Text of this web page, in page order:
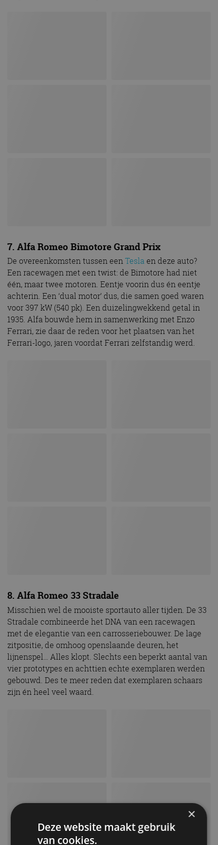
7. Alfa Romeo Bimotore Grand Prix
De overeenkomsten tussen eenTeslaen deze auto?
Een racewagen met een twist: de Bimotore had niet
één, maar twee motoren. Eentje voorin dus én eentje
achterin. Een ‘dual motor’ dus, die samen goed waren
voor 397 kW (540 pk). Een duizelingwekkend getal in
1935. Alfa bouwde hem in samenwerking met Enzo
Ferrari, zie daar de reden voor het plaatsen van het
Ferrari-logo, jaren voordat Ferrari zelfstandig werd.
8. Alfa Romeo 33 Stradale
Misschien wel de mooiste sportauto aller tijden. De 33
Stradale combineerde het DNA van een racewagen
met de elegantie van een carrosseriebouwer. De lage
zitpositie, de omhoog openslaande deuren, het
lijnenspel… Alles klopt. Slechts een beperkt aantal van
vier prototypes en achttien echte exemplaren werden
gebouwd. Des te meer reden dat exemplaren schaars
zijn én heel veel waard.
×
Deze website maakt gebruik
van cookies.